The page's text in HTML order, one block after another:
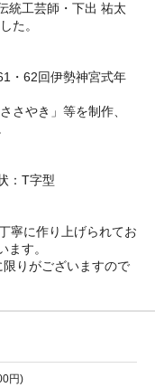
統工芸師・下出 祐太
た。
・62回伊勢神宮式年
さやき」等を制作、
：T字型
寧に作り上げられてお
ます。
りがございますので
円)